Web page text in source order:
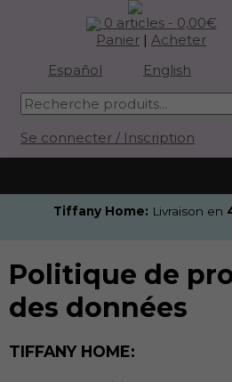
0 articles - 0,00€
Panier | Acheter
Español
English
Se connecter / Inscription
Tiffany Home: Livraison en
Politique de
des données
TIFFANY HOME: